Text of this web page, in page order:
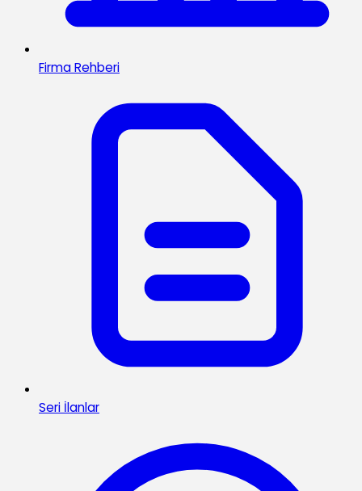
Firma Rehberi
Seri İlanlar